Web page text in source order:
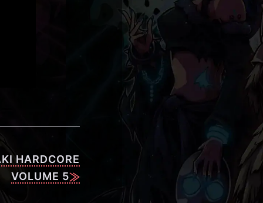
HARDCORE
VOLUME 5